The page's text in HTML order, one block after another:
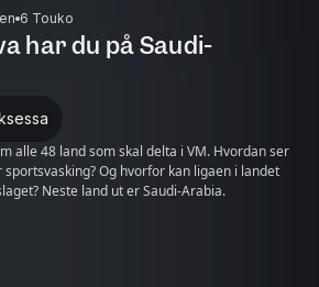
6 Touko
har du på Saudi-
alle 48 land som skal delta i VM. Hvordan ser
Og hvorfor kan ligaen i landet
Neste land ut er Saudi-Arabia.